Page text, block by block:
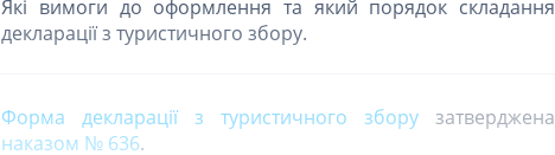
Які вимоги до оформлення та який порядок складання
декларації з туристичного збору.
Форма декларації з туристичного збору затверджена
наказом № 636.